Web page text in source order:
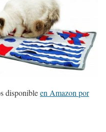
disponibleen Amazon por